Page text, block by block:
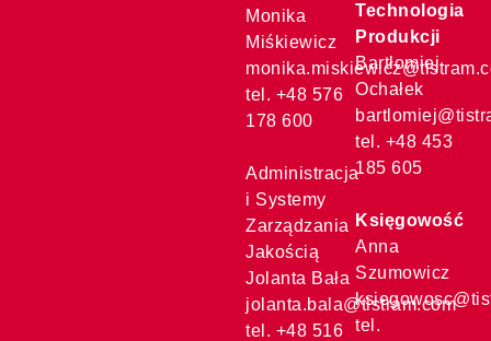
Monika
Miśkiewicz
tel. +48 576
178 600
Administracja
i Systemy
Zarządzania
Jakością
Jolanta Bała
jolanta.bala@tistram.com
tel. +48 516
Technologia
Produkcji
Bartłomiej
Ochałek
tel. +48 453
185 605
Księgowość
Anna
Szumowicz
tel.